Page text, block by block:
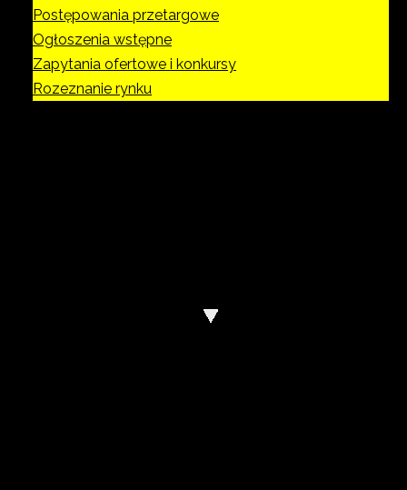
Postępowania przetargowe
Ogłoszenia wstępne
Zapytania ofertowe i konkursy
Rozeznanie rynku